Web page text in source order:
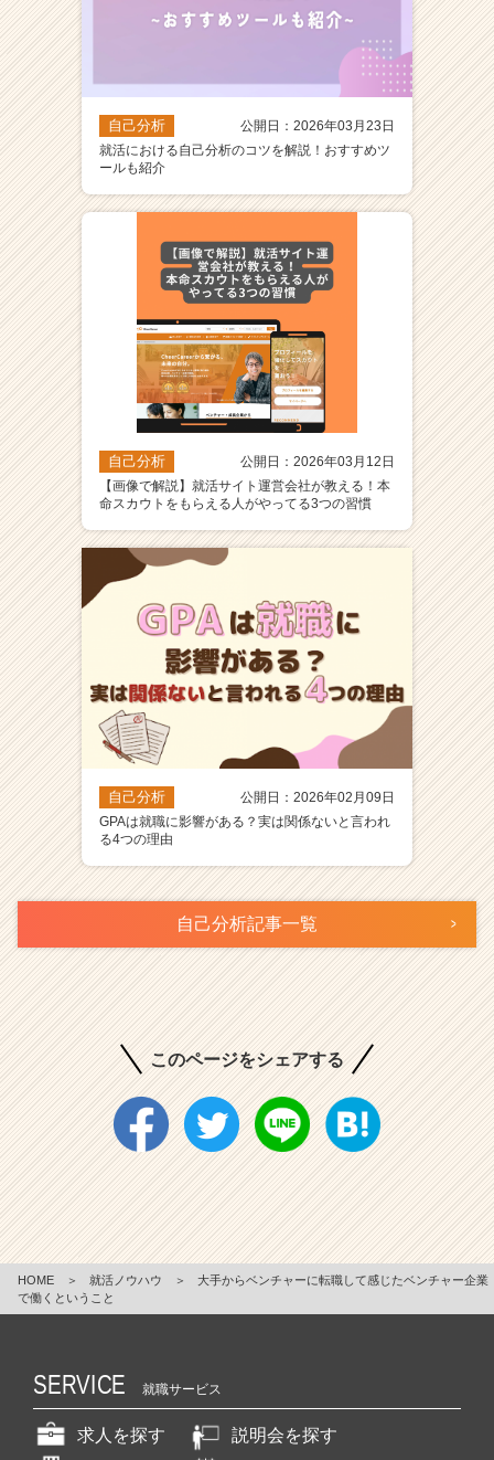
自己分析
公開日：2026年03月23日
就活における自己分析のコツを解説！おすすめツ
ールも紹介
自己分析
公開日：2026年03月12日
【画像で解説】就活サイト運営会社が教える！本
命スカウトをもらえる人がやってる3つの習慣
自己分析
公開日：2026年02月09日
GPAは就職に影響がある？実は関係ないと言われ
る4つの理由
自己分析記事一覧
このページをシェアする
HOME ＞ 就活ノウハウ ＞
大手からベンチャーに転職して感じたベンチャー企業
で働くということ
SERVICE 就職サービス
求人を探す
説明会を探す